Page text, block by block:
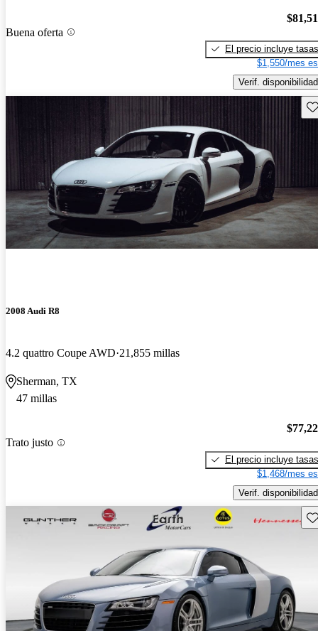
Buena oferta
El precio incluye tasas
$1,550/mes
Verif. disponibilidad
2008 Audi R8
4.2 quattro Coupe AWD 21,855 millas
Sherman, TX
47 millas
Trato justo
El precio incluye tasas
$1,468/mes
Verif. disponibilidad